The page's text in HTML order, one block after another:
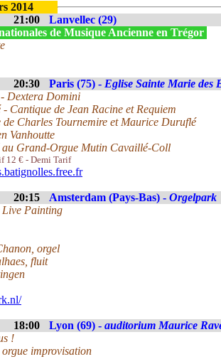
2014
21:00
Lanvellec (29)
de Musique Ancienne en Trégor
20:30 Paris (75) - Eglise Sainte Marie des
Dextera Domini
Cantique de Jean Racine et Requiem
de Charles Tournemire et Maurice Duruflé
Vanhoutte
Grand-Orgue Mutin Cavaillé-Coll
12 € - Demi Tarif
20:15 Amsterdam (Pays-Bas) - Orgelpark
Painting
orgel
fluit
18:00 Lyon (69) - auditorium Maurice
!
improvisation